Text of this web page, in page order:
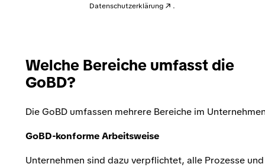
Datenschutzerklärung
.
Welche Bereiche umfasst die
GoBD?
Die GoBD umfassen mehrere Bereiche im
GoBD-konforme Arbeitsweise
Unternehmen sind dazu verpflichtet, alle Prozesse und